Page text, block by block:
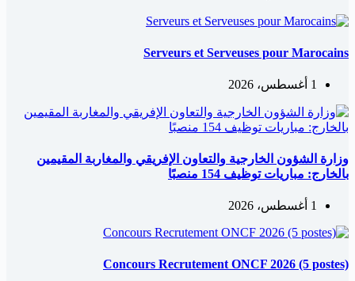
Serveurs et Serveuses pour Marocains
1 أغسطس، 2026
وزارة الشؤون الخارجية والتعاون الإفريقي والمغاربة المقيمين
بالخارج: مباريات توظيف 154 منصبًا
1 أغسطس، 2026
Concours Recrutement ONCF 2026 (5 postes)